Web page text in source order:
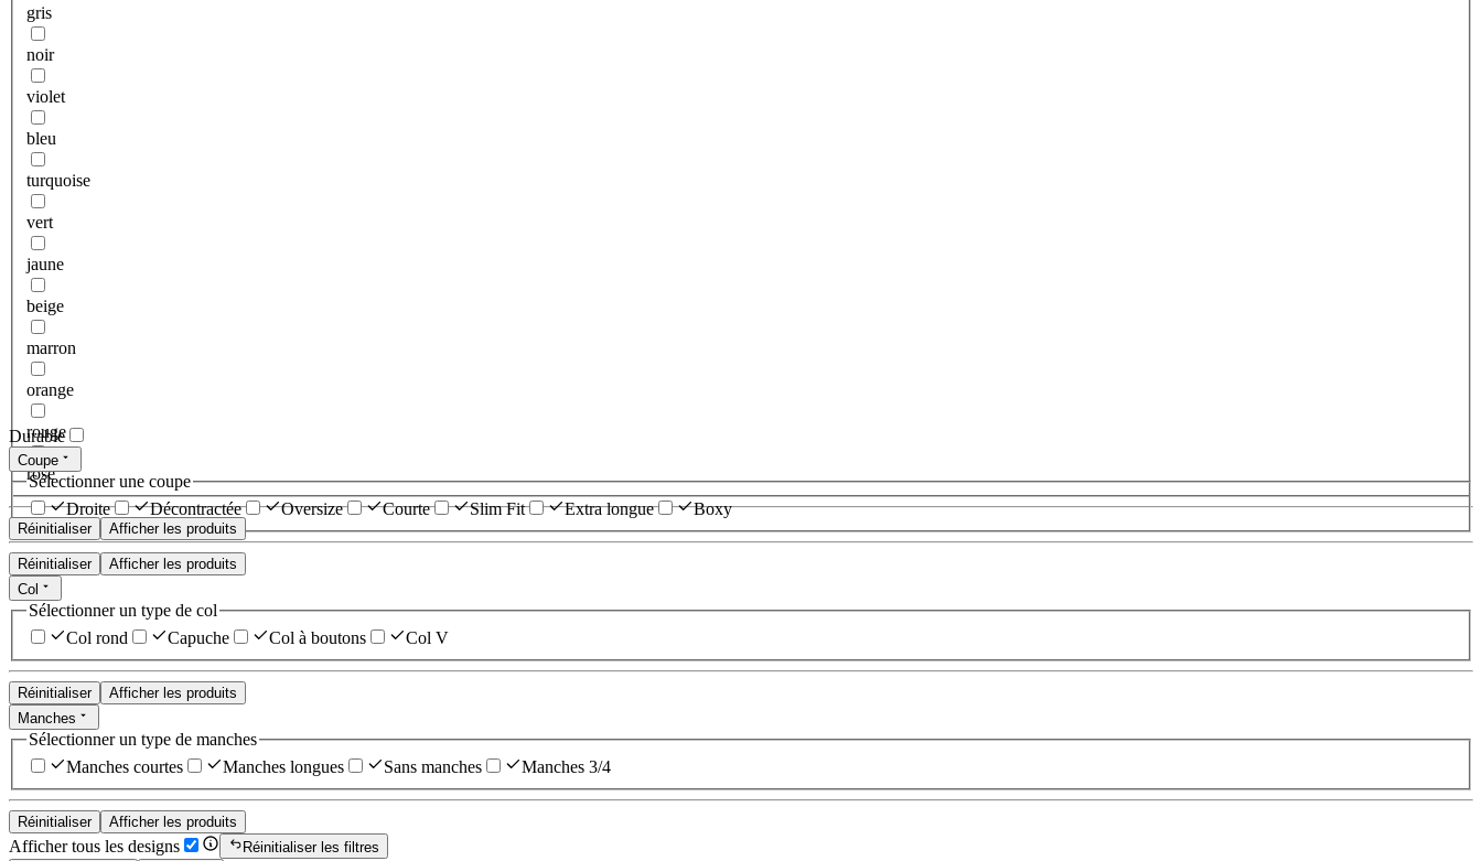
gris
noir
violet
bleu
turquoise
vert
jaune
beige
marron
orange
rouge
rose
Réinitialiser Afficher les produits
Durable
Coupe
Sélectionner une coupe
Droite
Décontractée Oversize Courte Slim Fit Extra longue Boxy
Réinitialiser
Afficher les produits
Col
Sélectionner un type de col
Col rond
Capuche Col à boutons Col V
Réinitialiser
Afficher les produits
Manches
Sélectionner un type de manches
Manches courtes
Manches longues Sans manches Manches 3/4
Réinitialiser Afficher les produits
Afficher tous les designs
Réinitialiser les filtres